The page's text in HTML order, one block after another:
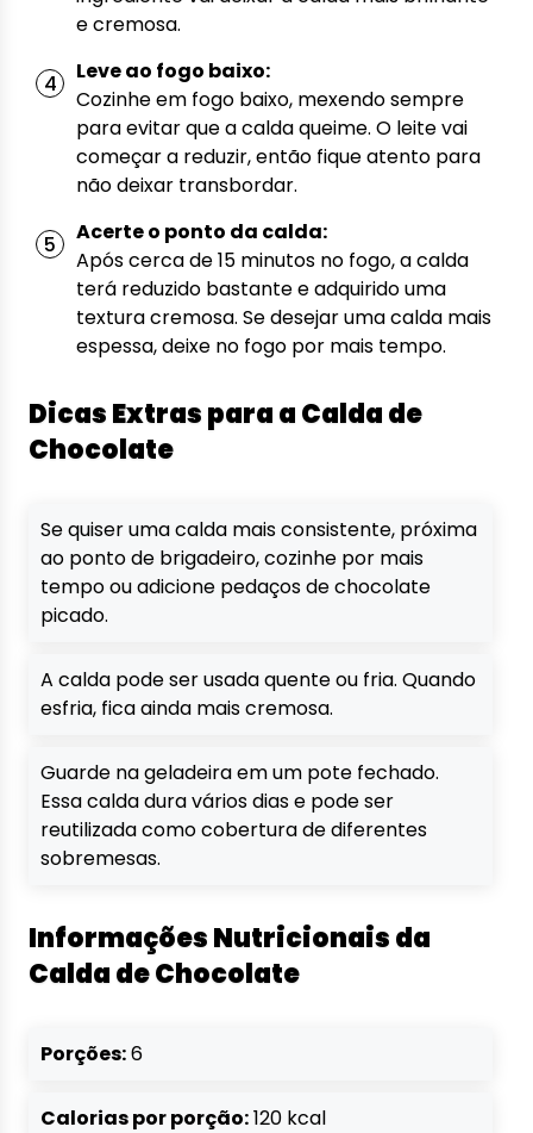
e cremosa.
Leve ao fogo baixo:
Cozinhe em fogo baixo, mexendo sempre
para evitar que a calda queime. O leite vai
começar a reduzir, então fique atento para
não deixar transbordar.
Acerte o ponto da calda:
Após cerca de 15 minutos no fogo, a calda
terá reduzido bastante e adquirido uma
textura cremosa. Se desejar uma calda mais
espessa, deixe no fogo por mais tempo.
Dicas Extras para a Calda de
Chocolate
Se quiser uma calda mais consistente, próxima
ao ponto de brigadeiro, cozinhe por mais
tempo ou adicione pedaços de chocolate
picado.
A calda pode ser usada quente ou fria. Quando
esfria, fica ainda mais cremosa.
Guarde na geladeira em um pote fechado.
Essa calda dura vários dias e pode ser
reutilizada como cobertura de diferentes
sobremesas.
Informações Nutricionais da
Calda de Chocolate
Porções:6
Calorias por porção:120 kcal